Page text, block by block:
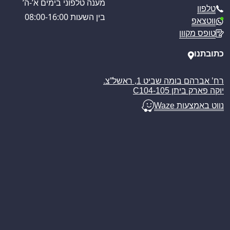
מדיניות הפרטיות
מדיניות משלוחים
ביטול עסקה
מאמרים
טלפון
ווטצאפ
טופס מקוון
מענה טלפוני בימים א’-ה’
בין השעות 08:00-16:00
כתובתנו
רח’ אברהם בומה שביט 1, ראשל”צ.
יוקה פארק ביתן C104-105
נווט באמצעות Waze